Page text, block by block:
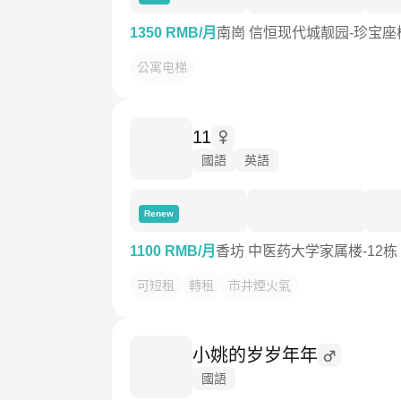
1350 RMB/月 南崗 信恒现代城靓园-珍宝座
公寓电梯
11
國語 英語
Renew
1100 RMB/月 香坊 中医药大学家属楼-12栋
可短租 轉租 市井煙火氣
小姚的岁岁年年
國語